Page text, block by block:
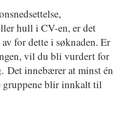
hull i CV-en, er det
for dette i søknaden. Er
vil du bli vurdert for
innebærer at minst én
gruppene blir innkalt til